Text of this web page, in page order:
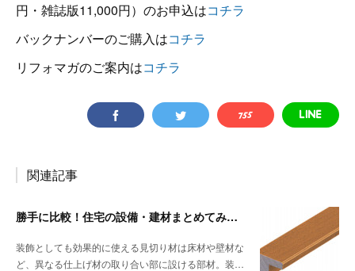
円・雑誌版11,000円）のお申込はコチラ
バックナンバーのご購入はコチラ
リフォマガのご案内はコチラ
関連記事
勝手に比較！住宅の設備・建材まとめてみました！～見切り材編
装飾としても効果的に使える見切り材は床材や壁材な
ど、異なる仕上げ材の取り合い部に設ける部材。装…